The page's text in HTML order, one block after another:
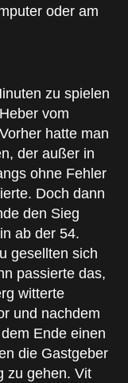
oder am
zu spielen
vom
hatte man
der außer in
ohne Fehler
Doch dann
den Sieg
ab der 54.
gesellten sich
passierte das,
witterte
und nachdem
Ende einen
die Gastgeber
zu gehen. Vit